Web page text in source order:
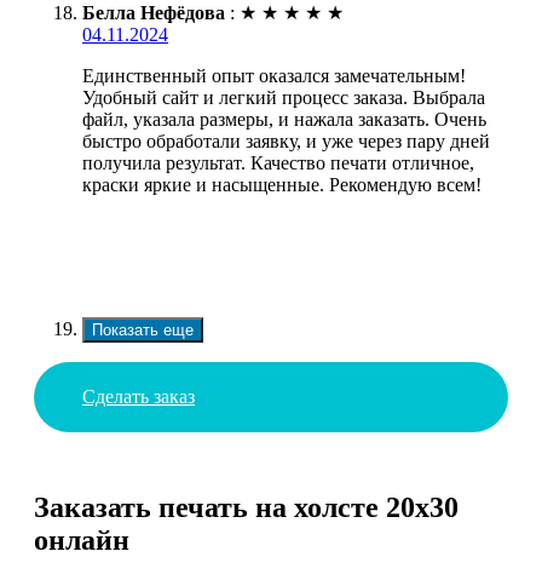
Белла Нефёдова : ★ ★ ★ ★ ★
04.11.2024
Единственный опыт оказался замечательным!
Удобный сайт и легкий процесс заказа. Выбрала
файл, указала размеры, и нажала заказать. Очень
быстро обработали заявку, и уже через пару дней
получила результат. Качество печати отличное,
краски яркие и насыщенные. Рекомендую всем!
Показать еще
Сделать заказ
Заказать печать на холсте 20х30
онлайн